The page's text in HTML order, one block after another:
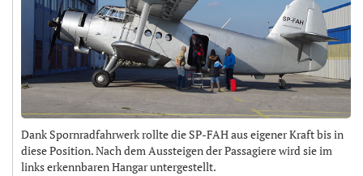
Dank Spornradfahrwerk rollte die SP-FAH aus eigener Kraft bis in
diese Position. Nach dem Aussteigen der Passagiere wird sie im
links erkennbaren Hangar untergestellt.